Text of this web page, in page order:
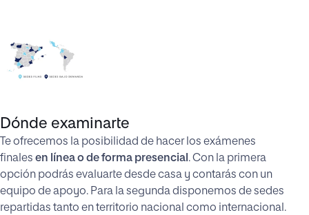
Dónde examinarte
Te ofrecemos la posibilidad de hacer los exámenes
finales en línea o de forma presencial . Con la primera
opción podrás evaluarte desde casa y contarás con un
equipo de apoyo. Para la segunda disponemos de sedes
repartidas tanto en territorio nacional como internacional.